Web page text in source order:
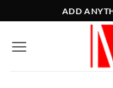
στο
περιεχόμενο
ADD